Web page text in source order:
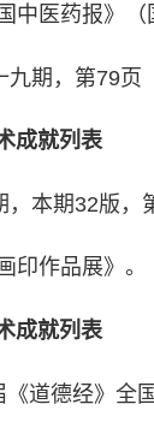
医药报》（
期，第79页
成就列表
本期32版，
作品展》。
成就列表
道德经》全